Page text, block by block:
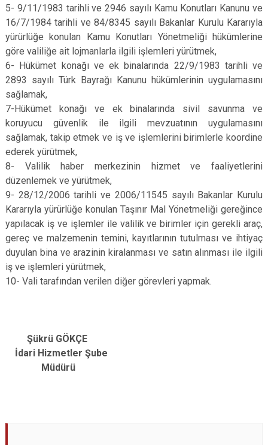
5- 9/11/1983 tarihli ve 2946 sayılı Kamu Konutları Kanunu ve
16/7/1984 tarihli ve 84/8345 sayılı Bakanlar Kurulu Kararıyla
yürürlüğe konulan Kamu Konutları Yönetmeliği hükümlerine
göre valiliğe ait lojmanlarla ilgili işlemleri yürütmek,
6- Hükümet konağı ve ek binalarında 22/9/1983 tarihli ve
2893 sayılı Türk Bayrağı Kanunu hükümlerinin uygulamasını
sağlamak,
7-Hükümet konağı ve ek binalarında sivil savunma ve
koruyucu güvenlik ile ilgili mevzuatının uygulamasını
sağlamak, takip etmek ve iş ve işlemlerini birimlerle koordine
ederek yürütmek,
8- Valilik haber merkezinin hizmet ve faaliyetlerini
düzenlemek ve yürütmek,
9- 28/12/2006 tarihli ve 2006/11545 sayılı Bakanlar Kurulu
Kararıyla yürürlüğe konulan Taşınır Mal Yönetmeliği gereğince
yapılacak iş ve işlemler ile valilik ve birimler için gerekli araç,
gereç ve malzemenin temini, kayıtlarının tutulması ve ihtiyaç
duyulan bina ve arazinin kiralanması ve satın alınması ile ilgili
iş ve işlemleri yürütmek,
10- Vali tarafından verilen diğer görevleri yapmak.
Şükrü GÖKÇE
İdari Hizmetler Şube
Müdürü